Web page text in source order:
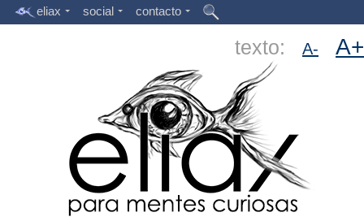
eliax social contacto
texto: A- A+